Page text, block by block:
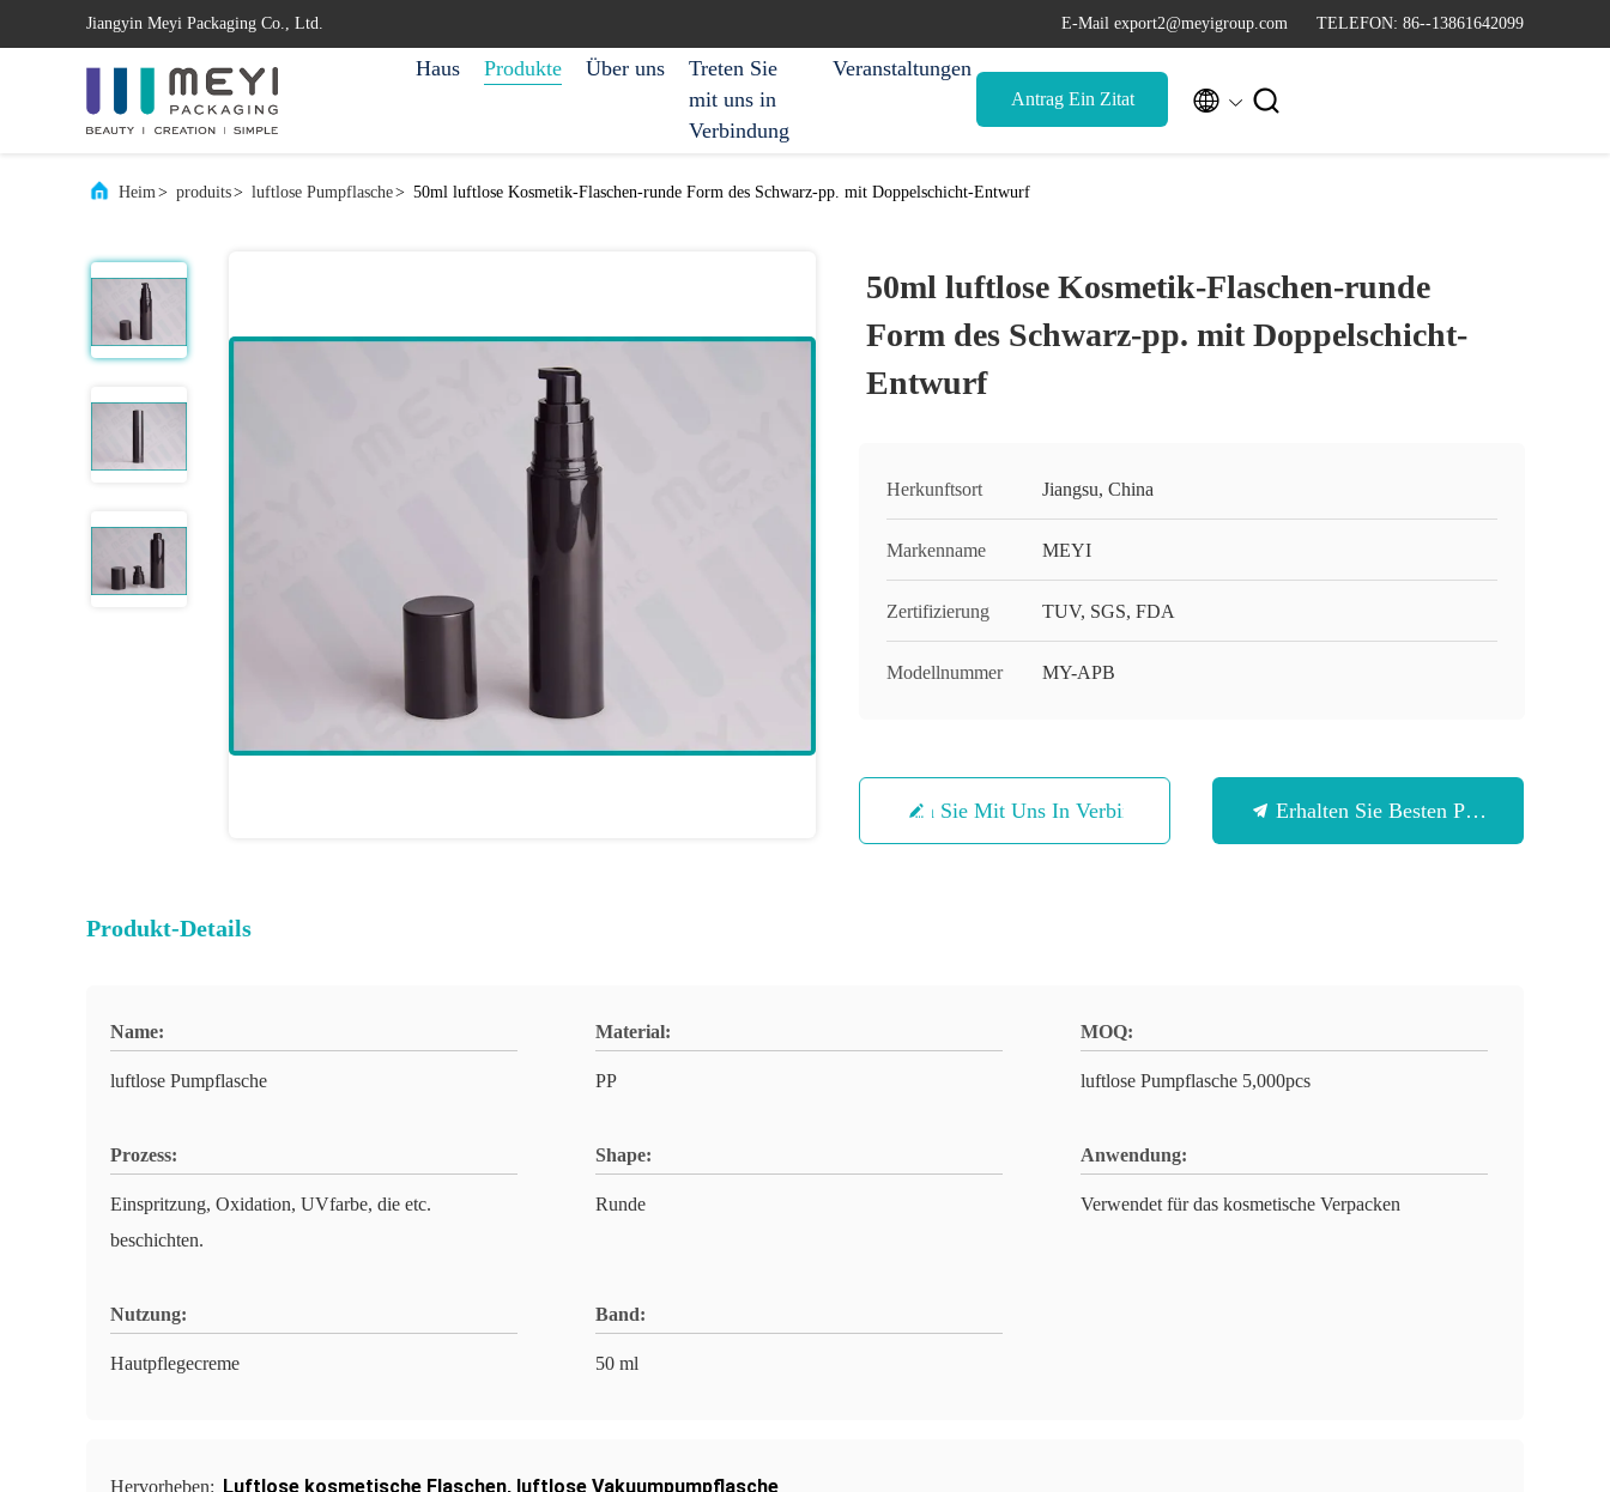
Jiangyin Meyi Packaging Co., Ltd. E-Mail export2@meyigroup.com TELEFON: 86--13861642099
Haus Produkte Über uns
Treten Sie
mit uns in
Verbindung
Veranstaltungen
Antrag Ein Zitat  
Heim> produits> luftlose Pumpflasche> 50ml luftlose Kosmetik-Flaschen-runde Form des Schwarz-pp. mit Doppelschicht-Entwurf
50ml luftlose Kosmetik-Flaschen-runde
Form des Schwarz-pp. mit Doppelschicht-
Entwurf
Herkunftsort Jiangsu, China
Markenname MEYI
Zertifizierung TUV, SGS, FDA
Modellnummer MY-APB
Treten Sie Mit Uns In Verbindung Erhalten Sie Besten Preis
Produkt-Details
Name:
luftlose Pumpflasche
Material:
PP
MOQ:
luftlose Pumpflasche 5,000pcs
Prozess:
Einspritzung, Oxidation, UVfarbe, die etc.
beschichten.
Shape:
Runde
Anwendung:
Verwendet für das kosmetische Verpacken
Nutzung:
Hautpflegecreme
Band:
50 ml
Hervorheben: Luftlose kosmetische Flaschen, luftlose Vakuumpumpflasche